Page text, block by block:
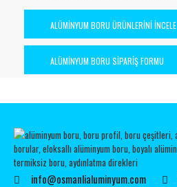
ALÜMİNYUM BORU ÜRÜNLERİNİ İNCELE
ALÜMİNYUM BORU SİPARİŞ FORMU
info@osmanlialuminyum.com